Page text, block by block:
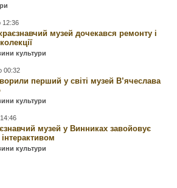
12:36
музей дочекався ремонту і
культури
00:32
перший у світі музей В’ячеслава
культури
музей у Винниках завойовує
інтерактивом
культури